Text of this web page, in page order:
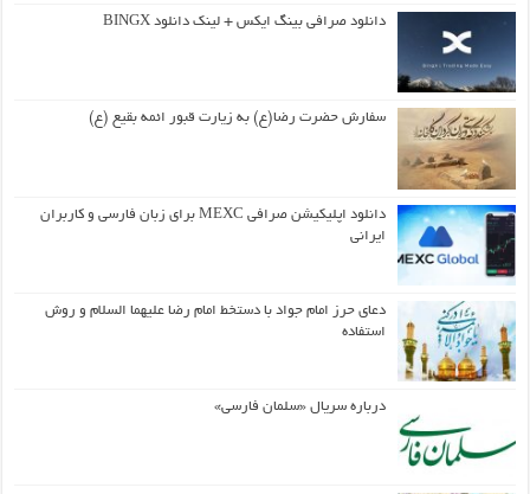
دانلود صرافی بینگ ایکس + لینک دانلود BINGX
سفارش حضرت رضا(ع) به زیارت قبور ائمه بقیع (ع)
دانلود اپلیکیشن صرافی MEXC برای زبان فارسی و کاربران
ایرانی
دعای حرز امام جواد با دستخط امام رضا علیهما السلام و روش
استفاده
درباره سریال «سلمان فارسی»